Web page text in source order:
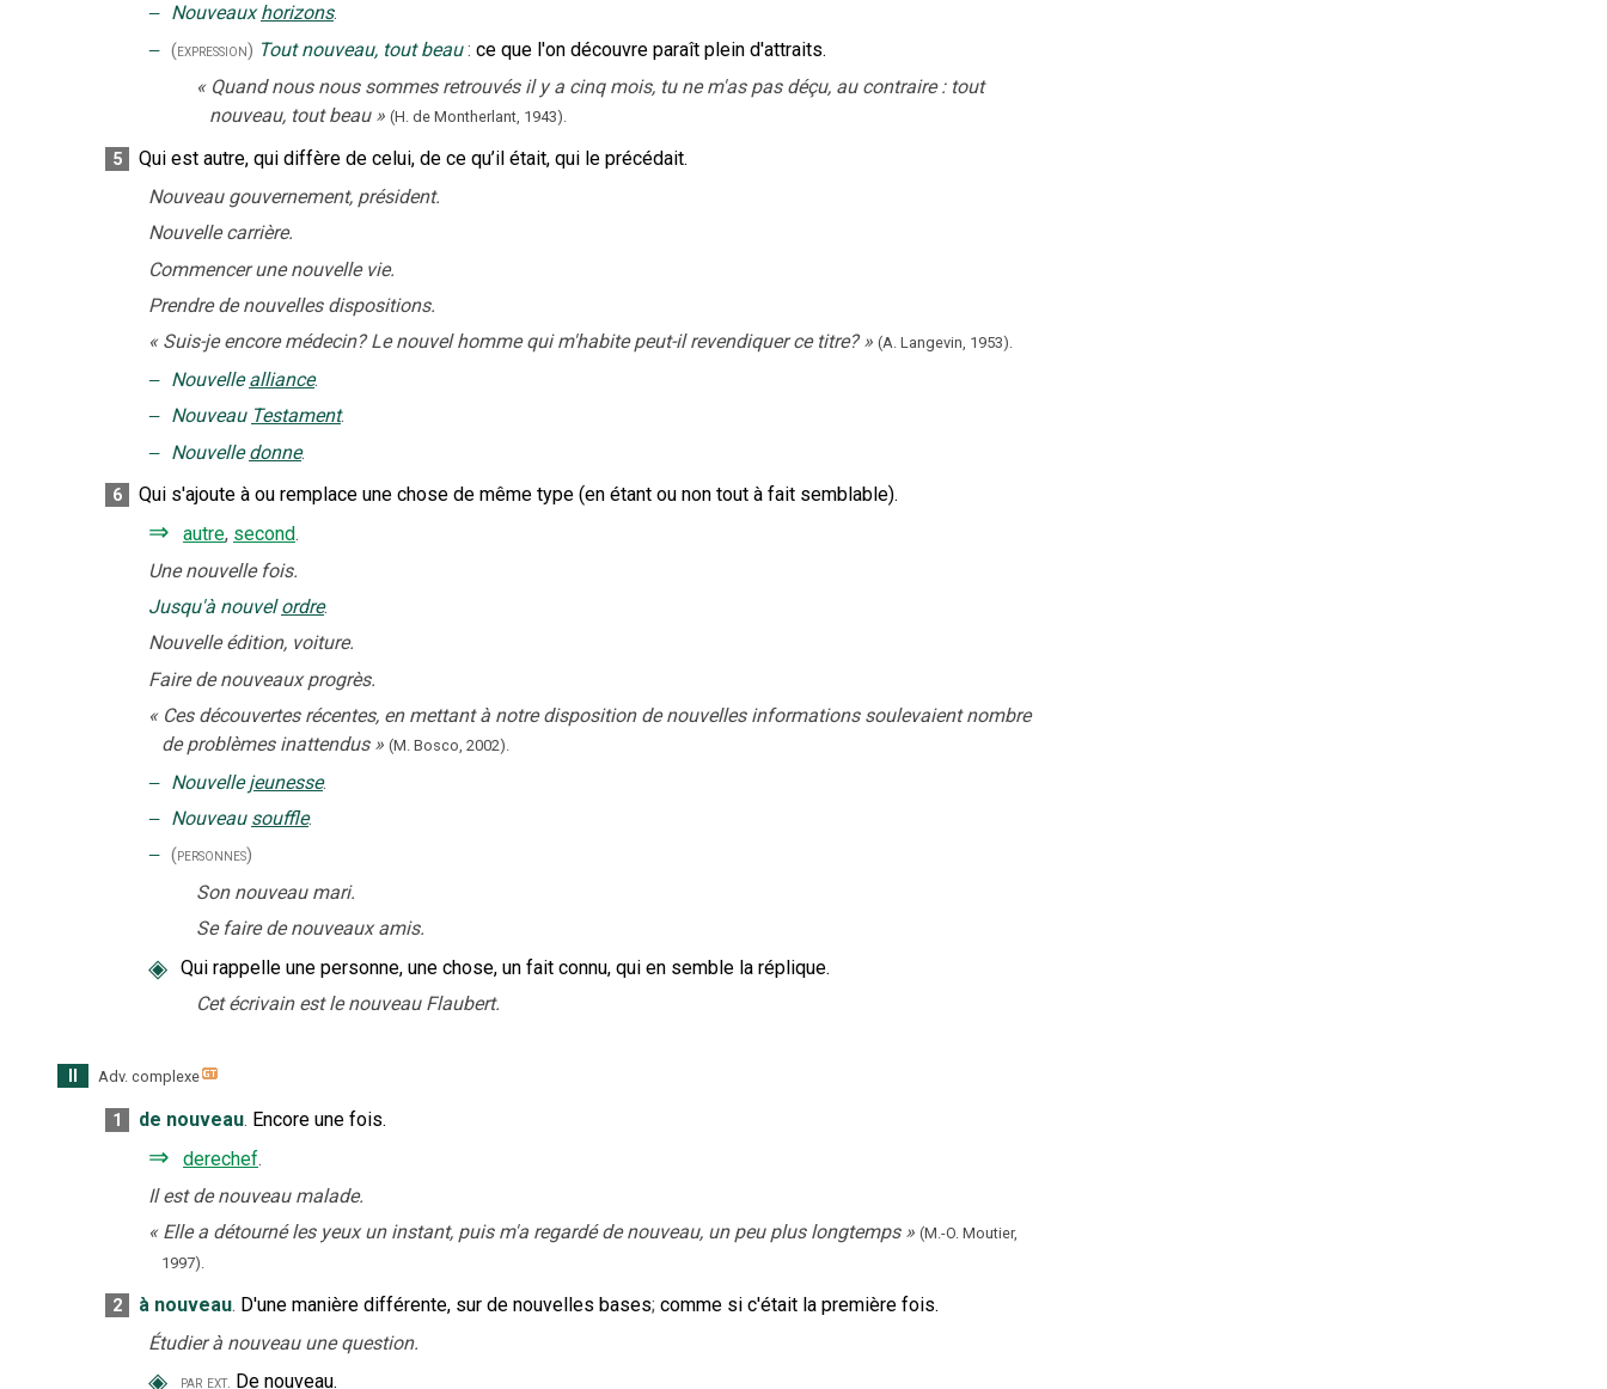
‒ Nouveaux horizons.
‒ (expression) Tout nouveau, tout beau : ce que l'on découvre paraît plein d'attraits.
« Quand nous nous sommes retrouvés il y a cinq mois, tu ne m'as pas déçu, au contraire : tout
nouveau, tout beau » (H. de Montherlant, 1943).
5
Qui est autre, qui diffère de celui, de ce qu’il était, qui le précédait.
Nouveau gouvernement, président.
Nouvelle carrière.
Commencer une nouvelle vie.
Prendre de nouvelles dispositions.
« Suis-je encore médecin? Le nouvel homme qui m'habite peut-il revendiquer ce titre? » (A. Langevin, 1953).
‒ Nouvelle alliance.
‒ Nouveau Testament.
‒ Nouvelle donne.
6 Qui s'ajoute à ou remplace une chose de même type (en étant ou non tout à fait semblable).
⇒ autre, second.
Une nouvelle fois.
Jusqu'à nouvel ordre.
Nouvelle édition, voiture.
Faire de nouveaux progrès.
« Ces découvertes récentes, en mettant à notre disposition de nouvelles informations soulevaient nombre
de problèmes inattendus » (M. Bosco, 2002).
‒ Nouvelle jeunesse.
‒ Nouveau souffle.
‒ (personnes)
Son nouveau mari.
Se faire de nouveaux amis.
◈ Qui rappelle une personne, une chose, un fait connu, qui en semble la réplique.
Cet écrivain est le nouveau Flaubert.
Adv. complexe
1 de nouveau. Encore une fois.
⇒ derechef.
Il est de nouveau malade.
« Elle a détourné les yeux un instant, puis m'a regardé de nouveau, un peu plus longtemps » (M.-O. Moutier,
1997).
2 à nouveau. D'une manière différente, sur de nouvelles bases; comme si c'était la première fois.
Étudier à nouveau une question.
◈ par ext. De nouveau.